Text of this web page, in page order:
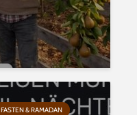
FASTEN & RAMADAN